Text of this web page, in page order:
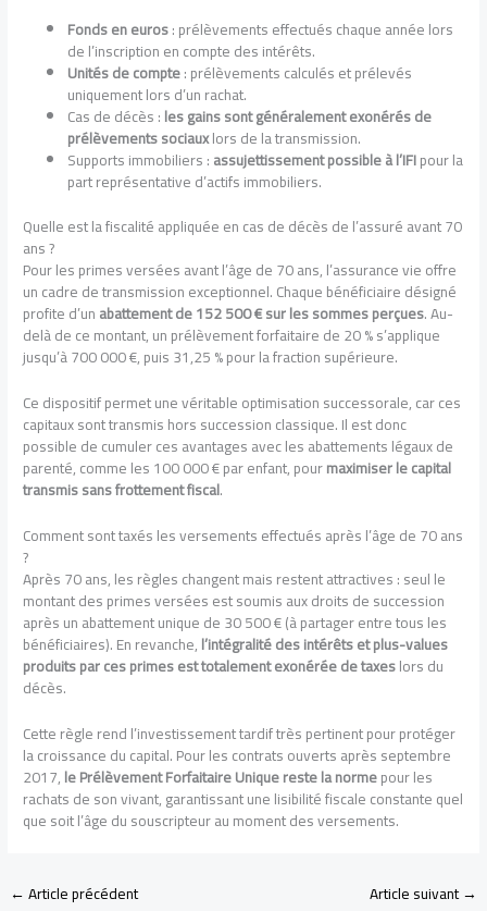
Fonds en euros: prélèvements effectués chaque année lors
de l’inscription en compte des intérêts.
Unités de compte: prélèvements calculés et prélevés
uniquement lors d’un rachat.
Cas de décès :les gains sont généralement exonérés de
prélèvements sociauxlors de la transmission.
Supports immobiliers :assujettissement possible à l’IFIpour la
part représentative d’actifs immobiliers.
Quelle est la fiscalité appliquée en cas de décès de l’assuré avant 70
ans ?
Pour les primes versées avant l’âge de 70 ans, l’assurance vie offre
un cadre de transmission exceptionnel. Chaque bénéficiaire désigné
profite d’unabattement de 152 500 € sur les sommes perçues. Au-
delà de ce montant, un prélèvement forfaitaire de 20 % s’applique
jusqu’à 700 000 €, puis 31,25 % pour la fraction supérieure.
Ce dispositif permet une véritable optimisation successorale, car ces
capitaux sont transmis hors succession classique. Il est donc
possible de cumuler ces avantages avec les abattements légaux de
parenté, comme les 100 000 € par enfant, pourmaximiser le capital
transmis sans frottement fiscal.
Comment sont taxés les versements effectués après l’âge de 70 ans
?
Après 70 ans, les règles changent mais restent attractives : seul le
montant des primes versées est soumis aux droits de succession
après un abattement unique de 30 500 € (à partager entre tous les
bénéficiaires). En revanche,l’intégralité des intérêts et plus-values
produits par ces primes est totalement exonérée de taxeslors du
décès.
Cette règle rend l’investissement tardif très pertinent pour protéger
la croissance du capital. Pour les contrats ouverts après septembre
2017,le Prélèvement Forfaitaire Unique reste la normepour les
rachats de son vivant, garantissant une lisibilité fiscale constante quel
que soit l’âge du souscripteur au moment des versements.
←Article précédent Article suivant→